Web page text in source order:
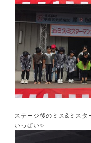
ステージ後のミス&ミス
いっぱい✨